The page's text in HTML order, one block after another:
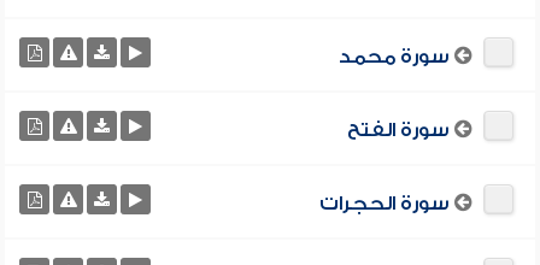
سورة محمد
سورة الفتح
سورة الحجرات